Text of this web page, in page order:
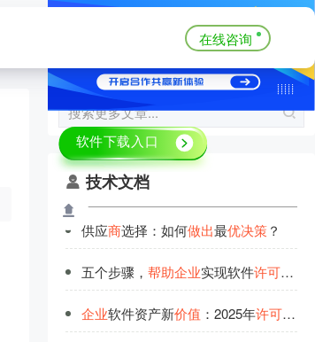
在线咨询
技术文档
供应商选择：如何做出最优决策？
五个步骤， 帮助企业实现软件许可证成
企业软件资产新价值 ：2025年许可优